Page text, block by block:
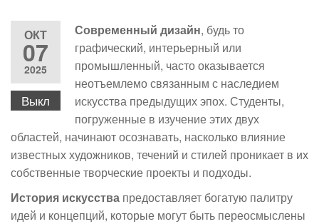
ОКТ
07
2025
Выкл
Современный дизайн, будь то
графический, интерьерный или
промышленный, часто оказывается
неотъемлемо связанным с наследием
искусства предыдущих эпох. Студенты,
погруженные в изучение этих двух
областей, начинают осознавать, насколько влияние
известных художников, течений и стилей проникает в их
собственные творческие проекты и подходы.
История искусства предоставляет богатую палитру
идей и концепций, которые могут быть переосмыслены